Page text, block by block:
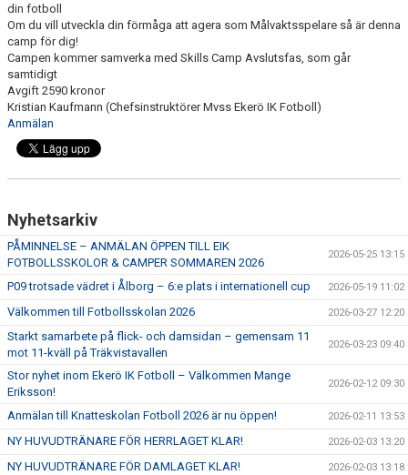
din fotboll
Om du vill utveckla din förmåga att agera som Målvaktsspelare så är denna
camp för dig!
Campen kommer samverka med Skills Camp Avslutsfas, som går
samtidigt
Avgift 2590 kronor
Kristian Kaufmann (Chefsinstruktörer Mvss Ekerö IK Fotboll)
Anmälan
Nyhetsarkiv
PÅMINNELSE – ANMÄLAN ÖPPEN TILL EIK
FOTBOLLSSKOLOR & CAMPER SOMMAREN 2026
2026-05-25 13:15
P09 trotsade vädret i Ålborg – 6:e plats i internationell cup 2026-05-19 11:02
Välkommen till Fotbollsskolan 2026 2026-03-27 12:20
Starkt samarbete på flick- och damsidan – gemensam 11
mot 11-kväll på Träkvistavallen
2026-03-23 09:40
Stor nyhet inom Ekerö IK Fotboll – Välkommen Mange
Eriksson!
2026-02-12 09:30
Anmälan till Knatteskolan Fotboll 2026 är nu öppen! 2026-02-11 13:53
NY HUVUDTRÄNARE FÖR HERRLAGET KLAR! 2026-02-03 13:20
NY HUVUDTRÄNARE FÖR DAMLAGET KLAR! 2026-02-03 13:18